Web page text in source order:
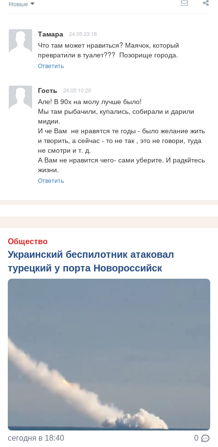
Новые
Тамара 24.05 23:18
Что там может нравиться? Маячок, который
превратили в туалет???  Позорище города.
Ответить
Гость 24.05 10:20
Але! В 90х на молу лучше было!
Мы там рыбачили, купались, собирали и дарили
мидии.
И че Вам  не нравятся те годы - было желание жить
и творить, а сейчас - то не так , это не говори, туда
не смотри и т. д.
А Вам не нравится чего- сами уберите. И радкйтесь
жизни.
Ответить
Общество
Украинский беспилотник атаковал
турецкий у порта Новороссийск
сегодня в 18:40 0